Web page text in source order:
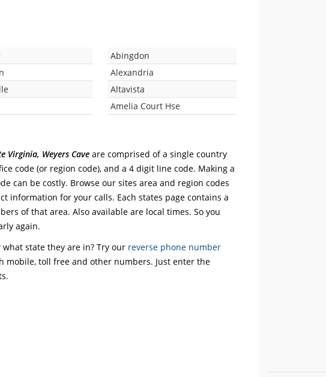
Abingdon
Alexandria
Altavista
Amelia Court Hse
Virginia, Weyers Cave are comprised of a single country
code (or region code), and a 4 digit line code. Making a
can be costly. Browse our sites area and region codes
information for your calls. Each states page contains a
of that area. Also available are local times. So you
again.
state they are in? Try our reverse phone number
mobile, toll free and other numbers. Just enter the